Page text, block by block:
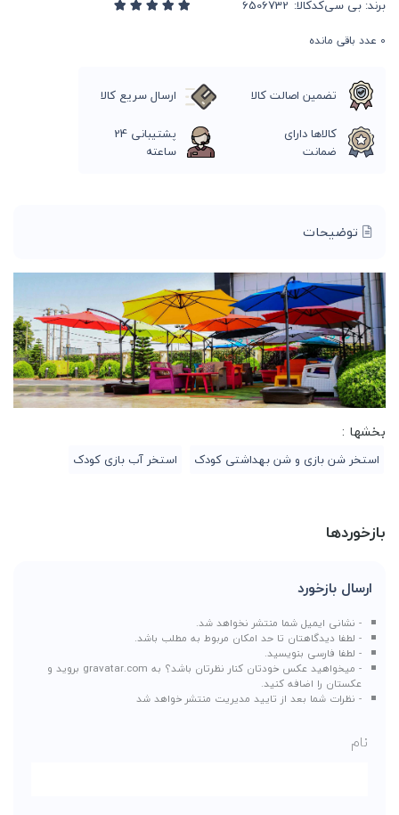
برند: بی سیکدکالا:
0 عدد باقی مانده
تضمین اصالت کالا
ارسال سریع کالا
کالاها دارای
ضمانت
پشتیبانی 24
ساعته
توضیحات
بخشها :
استخر شن بازی و شن بهداشتی کودک استخر آب بازی کودک
بازخوردها
ارسال بازخورد
- نشانی ایمیل شما منتشر نخواهد شد.
- لطفا دیدگاهتان تا حد امکان مربوط به مطلب باشد.
- لطفا فارسی بنویسید.
- میخواهید عکس خودتان کنار نظرتان باشد؟ به gravatar.com بروید و
عکستان را اضافه کنید.
- نظرات شما بعد از تایید مدیریت منتشر خواهد شد
نام